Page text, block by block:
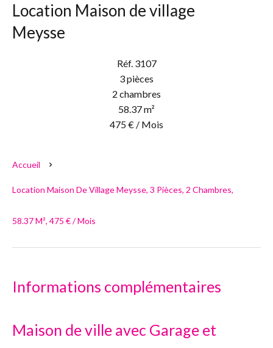
Location Maison de village
Meysse
Réf. 3107
3 pièces
2 chambres
58.37 m²
475 € / Mois
Accueil
Location Maison De Village Meysse, 3 Pièces, 2 Chambres,
58.37 M², 475 € / Mois
Informations complémentaires
Maison de ville avec Garage et